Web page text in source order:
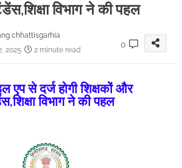
विभाग ने की पहल
chhattisgarhia
2025
2 minute read
0
एप से दर्ज होगी शिक्षकों और
विभाग ने की पहल